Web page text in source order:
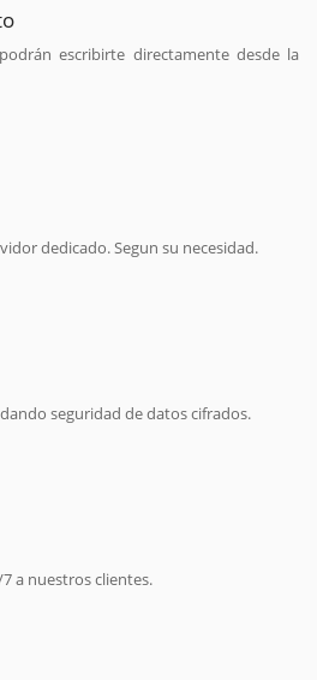
escribirte directamente desde la
dedicado. Segun su necesidad.
seguridad de datos cifrados.
a nuestros clientes.